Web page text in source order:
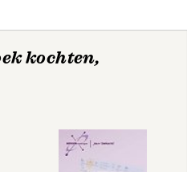
kochten,